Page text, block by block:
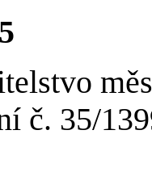
č. 35/